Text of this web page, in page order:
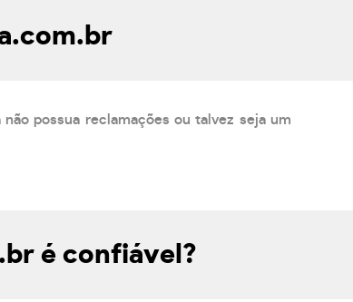
possua reclamações ou talvez seja um
é confiável?